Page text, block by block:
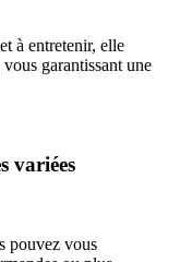
à entretenir, elle
garantissant une
variées
pouvez vous